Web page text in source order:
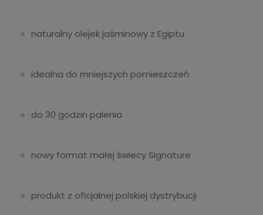
naturalny olejek jaśminowy z Egiptu
idealna do mniejszych pomieszczeń
do 30 godzin palenia
nowy format małej świecy Signature
produkt z oficjalnej polskiej dystrybucji